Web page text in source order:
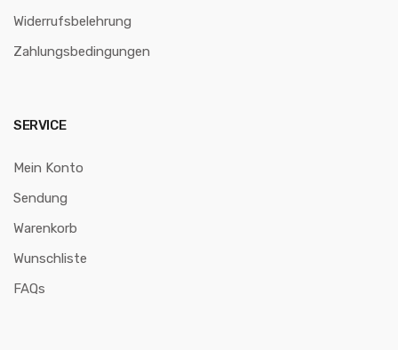
Widerrufsbelehrung
Zahlungsbedingungen
SERVICE
Mein Konto
Sendung
Warenkorb
Wunschliste
FAQs